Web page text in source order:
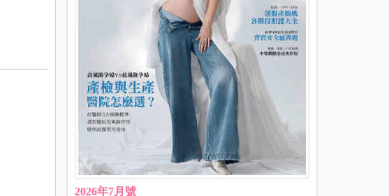
2026年7月號